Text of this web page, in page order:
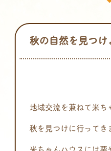
秋の自然を見つ
地域交流を兼ねて米ち
秋を見つけに行ってき